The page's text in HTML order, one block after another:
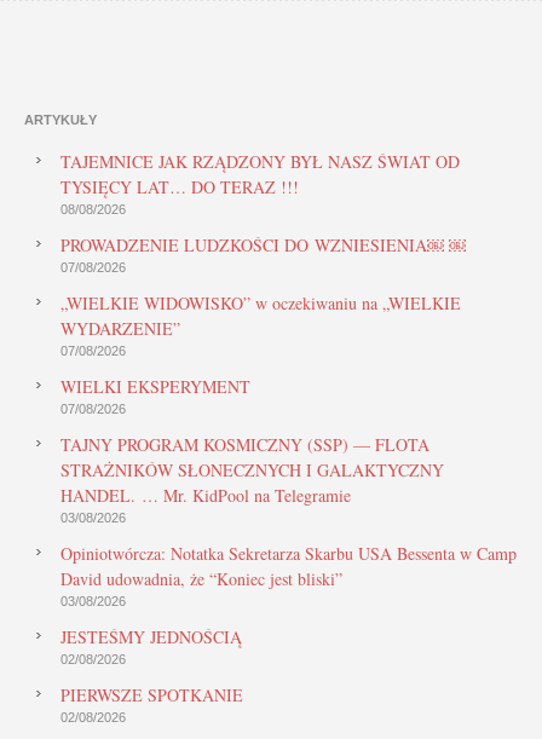
ARTYKUŁY
TAJEMNICE JAK RZĄDZONY BYŁ NASZ ŚWIAT OD
TYSIĘCY LAT… DO TERAZ !!!
08/08/2026
PROWADZENIE LUDZKOŚCI DO WZNIESIENIA￼ ￼
07/08/2026
„WIELKIE WIDOWISKO” w oczekiwaniu na „WIELKIE
WYDARZENIE”
07/08/2026
WIELKI EKSPERYMENT
07/08/2026
TAJNY PROGRAM KOSMICZNY (SSP) — FLOTA
STRAŻNIKÓW SŁONECZNYCH I GALAKTYCZNY
HANDEL. … Mr. KidPool na Telegramie
03/08/2026
Opiniotwórcza: Notatka Sekretarza Skarbu USA Bessenta w Camp
David udowadnia, że “Koniec jest bliski”
03/08/2026
JESTEŚMY JEDNOŚCIĄ
02/08/2026
PIERWSZE SPOTKANIE
02/08/2026